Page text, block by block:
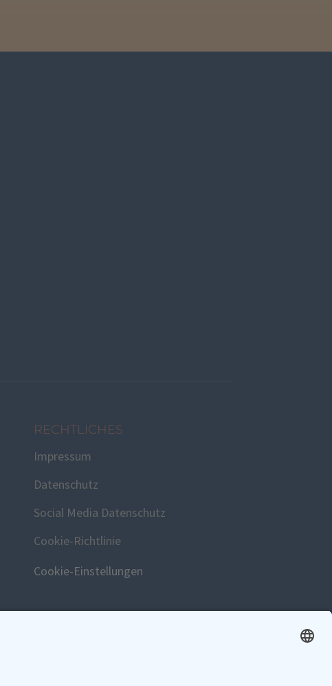
RECHTLICHES
Impressum
Datenschutz
Social Media Datenschutz
Cookie-Richtlinie
Cookie-Einstellungen